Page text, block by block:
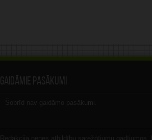
Gaidāmie pasākumi
Šobrīd nav gaidāmo pasākumi.
Redakcija nenes atbildību sarežģījumu